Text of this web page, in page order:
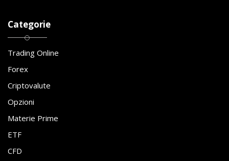
Categorie
Trading Online
Forex
Criptovalute
Opzioni
Materie Prime
ETF
CFD